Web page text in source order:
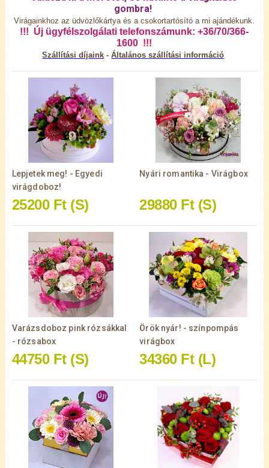
gombra!
Virágainkhoz az üdvözlőkártya és a csokortartósító a mi ajándékunk.
!!! Új ügyfélszolgálati telefonszámunk: +36/70/366-
1600 !!!
Szállítási díjaink -Általánosszállítási információ
Lepjetek meg! - Egyedi
virágdoboz!
25200 Ft (S)
Nyári romantika - Virágbox
29880 Ft (S)
Varázsdoboz pink rózsákkal
- rózsabox
44750 Ft (S)
Örök nyár! - színpompás
virágbox
34360 Ft (L)